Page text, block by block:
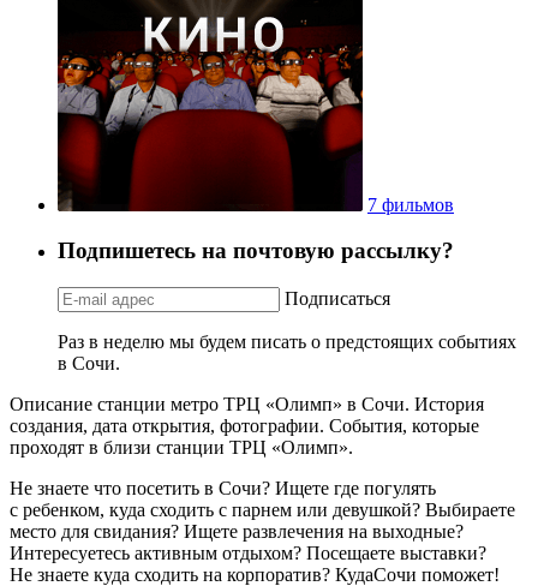
7 фильмов
Подпишетесь на почтовую рассылку?
Подписаться
Раз в неделю мы будем писать о предстоящих событиях
в Сочи.
Описание станции метро ТРЦ «Олимп» в Сочи. История
создания, дата открытия, фотографии. События, которые
проходят в близи станции ТРЦ «Олимп».
Не знаете что посетить в Сочи? Ищете где погулять
с ребенком, куда сходить с парнем или девушкой? Выбираете
место для свидания? Ищете развлечения на выходные?
Интересуетесь активным отдыхом? Посещаете выставки?
Не знаете куда сходить на корпоратив? КудаСочи поможет!